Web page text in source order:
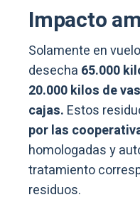
Impacto
Solamente en
desecha 65.000
20.000 kilos de
cajas. Estos
por las
homologadas y
tratamiento
residuos.